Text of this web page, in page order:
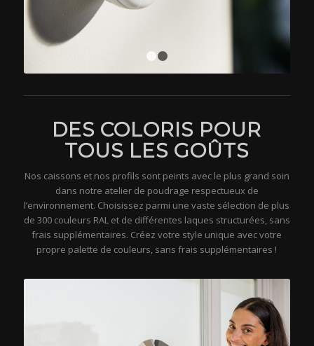
DES COLORIS POUR
TOUS LES GOÛTS
Nos caissons et nos profils sont peints avec le plus grand soin
dans notre atelier de poudrage respectueux de
l’environnement. Choisissez parmi une vaste sélection de plus
de 300 couleurs RAL et de différentes laques structurées, sans
frais supplémentaires. Créez votre style unique avec votre
propre palette de couleurs, sans frais supplémentaires !